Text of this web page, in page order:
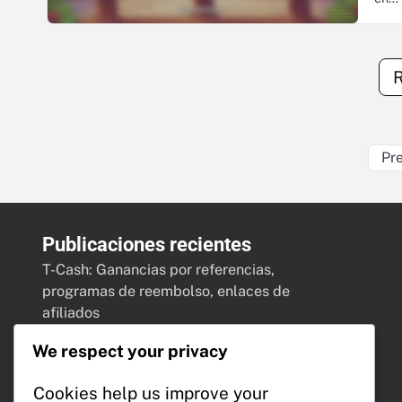
Publicaciones recientes
T-Cash: Ganancias por referencias,
programas de reembolso, enlaces de
afiliados
Estrategias de ganancias, Directrices
We respect your privacy
Cookies help us improve your